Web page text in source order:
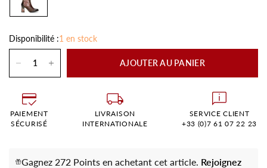
Disponibilité :1 en stock
AJOUTER AU PANIER
PAIEMENT
SÉCURISÉ
LIVRAISON
INTERNATIONALE
SERVICE CLIENT
+33 (0)7 61 07 22 23
Gagnez 272 Points en achetant cet article. Rejoignez